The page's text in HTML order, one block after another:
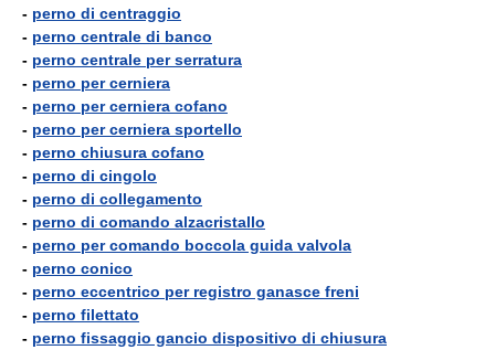
- perno di centraggio
- perno centrale di banco
- perno centrale per serratura
- perno per cerniera
- perno per cerniera cofano
- perno per cerniera sportello
- perno chiusura cofano
- perno di cingolo
- perno di collegamento
- perno di comando alzacristallo
- perno per comando boccola guida valvola
- perno conico
- perno eccentrico per registro ganasce freni
- perno filettato
- perno fissaggio gancio dispositivo di chiusura